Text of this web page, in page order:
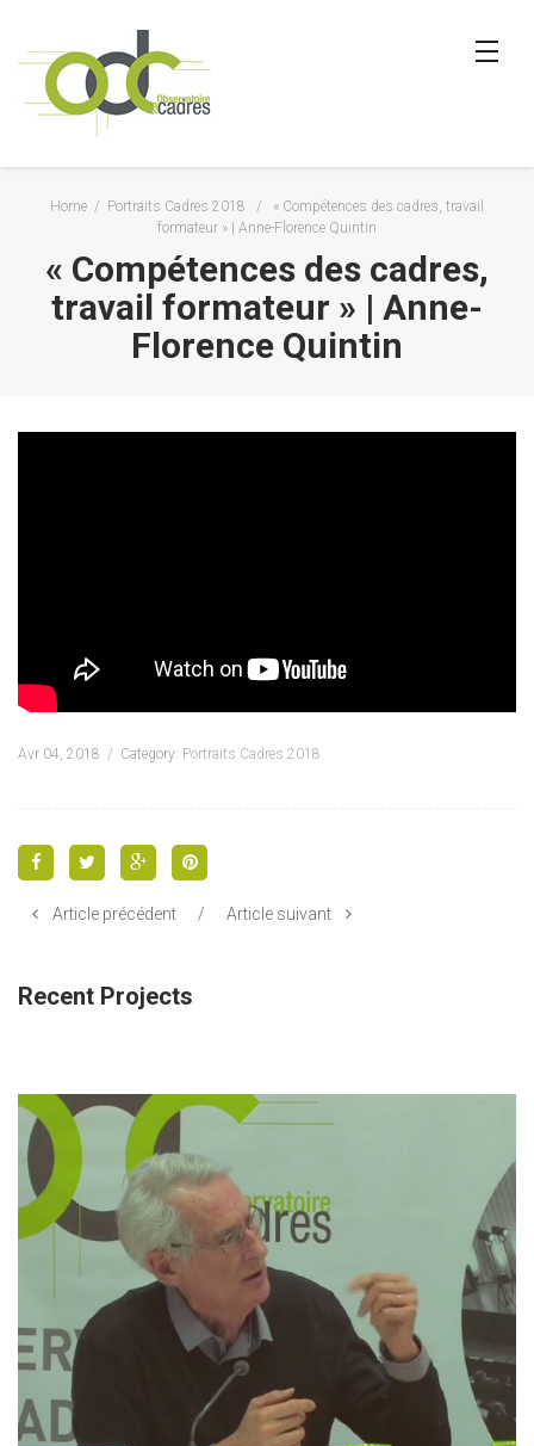
Home / Portraits Cadres 2018 /
« Compétences des cadres, travail
formateur » | Anne-Florence Quintin
« Compétences des cadres,
travail formateur » | Anne-
Florence Quintin
Avr 04, 2018 Category: Portraits Cadres 2018
Article précédent / Article suivant
Recent Projects